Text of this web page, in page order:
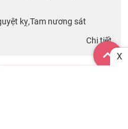
kỵ,Tam nương sát
Chi tiết
X